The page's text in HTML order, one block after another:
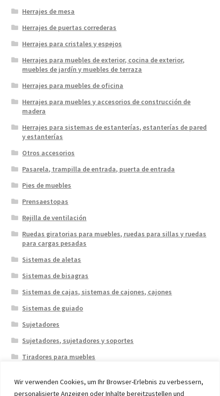
Wir verwenden Cookies, um Ihr Browser-Erlebnis zu verbessern,
personalisierte Anzeigen oder Inhalte bereitzustellen und
Herrajes de mesa
Herrajes de puertas correderas
Herrajes para cristales y espejos
Herrajes para muebles de exterior, cocina de exterior,
muebles de jardín y muebles de terraza
Herrajes para muebles de oficina
Herrajes para muebles y accesorios de construcción de
madera
Herrajes para sistemas de estanterías, estanterías de pared
y estanterías
Otros accesorios
Pasarela, trampilla de entrada, puerta de entrada
Pies de muebles
Prensaestopas
Rejilla de ventilación
Ruedas giratorias para muebles, ruedas para sillas y ruedas
para cargas pesadas
Sistemas de aletas
Sistemas de bisagras
Sistemas de cajas, sistemas de cajones, cajones
Sistemas de guiado
Sujetadores
Sujetadores, sujetadores y soportes
Tiradores para muebles